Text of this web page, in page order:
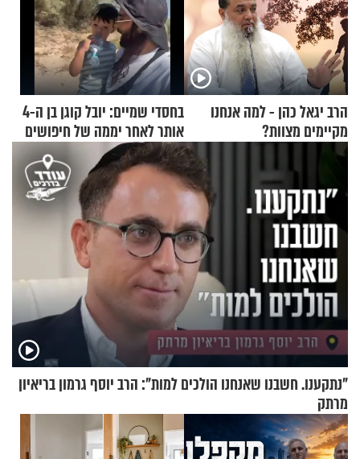
הרב יגאל כהן - למה אנחנו
מקיימים מצוות?
בחסדי שמיים: יובל קוגן בן ה-4
אותר לאחר יממה של חיפושים
"נתקענו. חשבנו שאנחנו הולכים למות": הרב יוסף גרמון בריאיון
מרתק